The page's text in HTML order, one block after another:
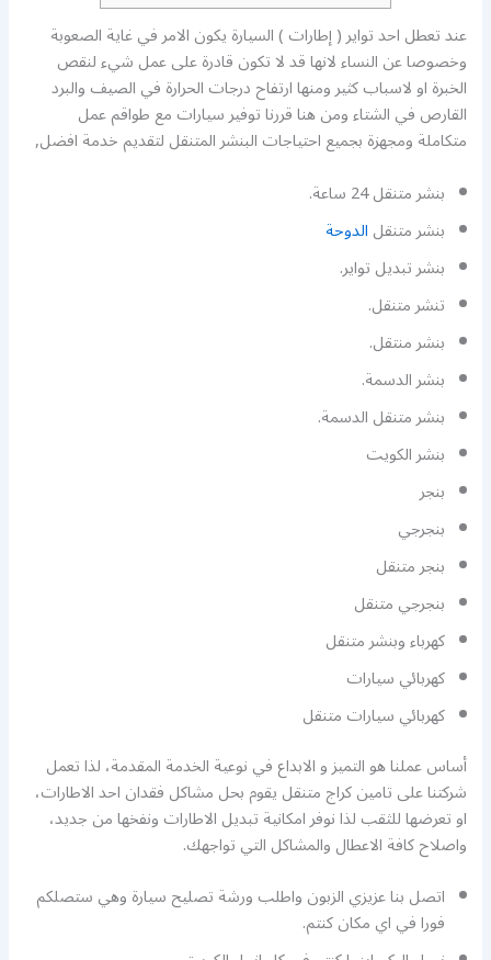
عند تعطل احد تواير ( إطارات ) السيارة يكون الامر في غاية الصعوبة
وخصوصا عن النساء لانها قد لا تكون قادرة على عمل شيء لنقص
الخبرة او لاسباب كثير ومنها ارتفاح درجات الحرارة في الصيف والبرد
القارص في الشتاء ومن هنا قررنا توفير سيارات مع طواقم عمل
متكاملة ومجهزة بجميع احتياجات البنشر المتنقل لتقديم خدمة افضل,
بنشر متنقل 24 ساعة.
بنشر متنقلالدوحة
بنشر تبديل تواير.
تنشر متنقل.
بنشر منتقل.
بنشر الدسمة.
بنشر متنقل الدسمة.
بنشر الكويت
بنجر
بنجرجي
بنجر متنقل
بنجرجي متنقل
كهرباء وبنشر متنقل
كهربائي سيارات
كهربائي سيارات متنقل
أساس عملنا هو التميز و الابداع في نوعية الخدمة المقدمة، لذا تعمل
شركتنا على تامين كراج متنقل يقوم بحل مشاكل فقدان احد الاطارات،
او تعرضها للثقب لذا نوفر امكانية تبديل الاطارات ونفخها من جديد،
واصلاح كافة الاعطال والمشاكل التي تواجهك.
اتصل بنا عزيزي الزبون واطلب ورشة تصليح سيارة وهي ستصلكم
فورا في اي مكان كنتم.